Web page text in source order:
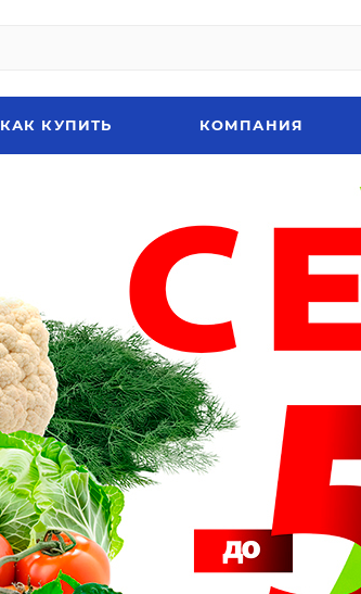
КАК КУПИТЬ КОМПАНИЯ